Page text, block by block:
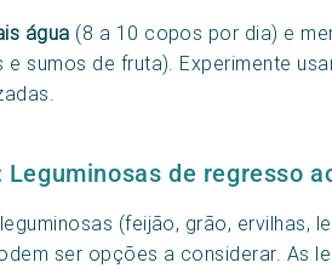
água (8 a 10 copos por dia) e
e sumos de fruta). Experimente
Leguminosas de regresso
(feijão, grão, ervilhas,
ser opções a considerar. As